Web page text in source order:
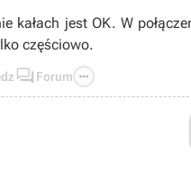
kałach jest OK. W
częściowo.
 Forum 